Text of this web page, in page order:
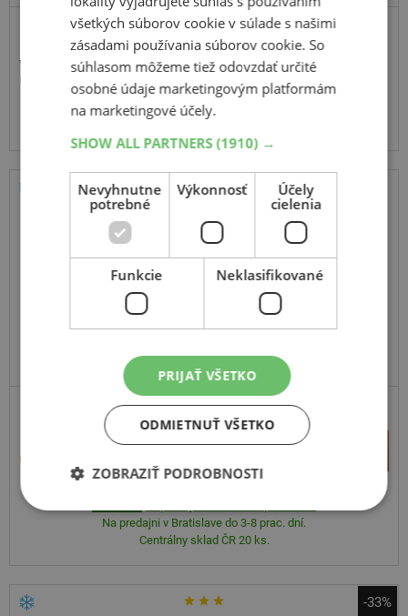
63,96 €
63,90 €
Momentálne nedostupné
Ice-Plus S210
215 55 R16 97H
63,40 €
+
Na predajni v Bratislave do 3-8 prac. dní.
Centrálny sklad ČR 20 ks.
-33%
všetkých súborov cookie v súlade s našimi
zásadami používania súborov cookie. So
súhlasom môžeme tiež odovzdať určité
osobné údaje marketingovým platformám
na marketingové účely.
SHOW ALL PARTNERS(1910) →
Nevyhnutne
potrebné
Výkonnosť
Účely
cielenia
Funkcie Neklasifikované
PRIJAŤ VŠETKO
ODMIETNUŤ VŠETKO
ZOBRAZIŤ PODROBNOSTI